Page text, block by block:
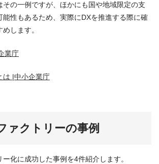
その一例ですが、ほかにも国や地域限定の支
能性もあるため、実際にDXを推進する際に確
します。
業庁
は |中小企業庁
ァクトリーの事例
化に成功した事例を4件紹介します。